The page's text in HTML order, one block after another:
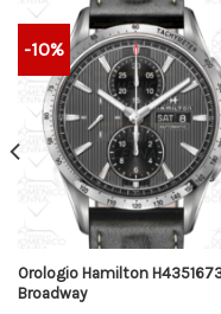
-10%
Orologio Hamilton
Broadway